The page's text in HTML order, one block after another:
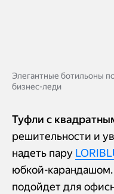
Элегантные ботильоны
бизнес-леди
Туфли с
решительности и
надеть пару
юбкой-карандашом.
подойдет для